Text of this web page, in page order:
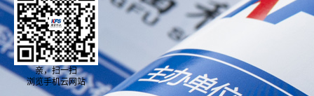
亲，扫一扫
浏览手机云网站